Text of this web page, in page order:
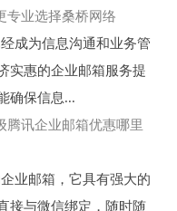
专业选择桑桥网络
成为信息沟通和业务管
实惠的企业邮箱服务提
确保信息...
腾讯企业邮箱优惠哪里
业邮箱，它具有强大的
接与微信绑定，随时随